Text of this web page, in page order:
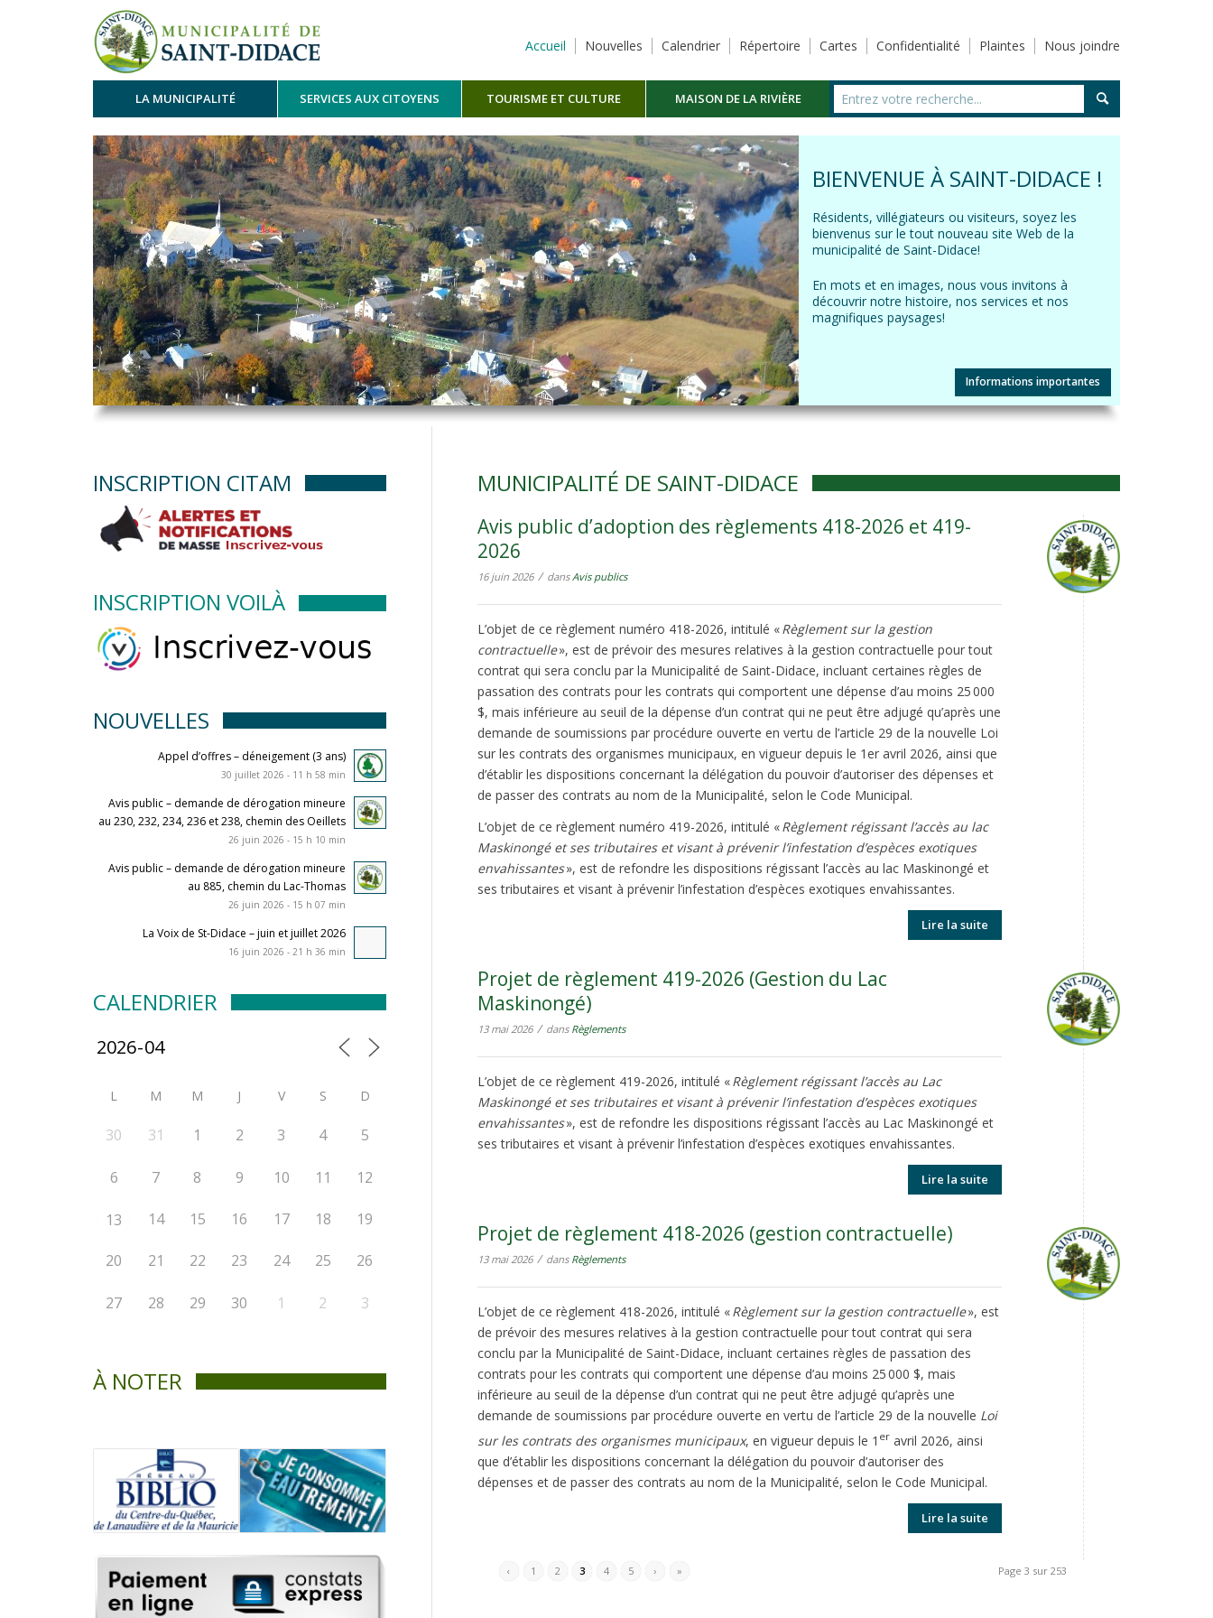
Accueil Nouvelles Calendrier Répertoire Cartes Confidentialité Plaintes Nous joindre
LA MUNICIPALITÉ SERVICES AUX CITOYENS TOURISME ET CULTURE MAISON DE LA RIVIÈRE
MASKINONGÉ
BIENVENUE À SAINT-DIDACE !
Résidents, villégiateurs ou visiteurs, soyez les
bienvenus sur le tout nouveau site Web de la
municipalité de Saint-Didace!
En mots et en images, nous vous invitons à
découvrir notre histoire, nos services et nos
magnifiques paysages!
Informations importantes
MUNICIPALITÉ DE SAINT-DIDACE
Avis public d’adoption des règlements 418-2026 et 419-
2026
16 juin 2026 / dansAvis publics
L’objet de ce règlement numéro 418-2026, intitulé «Règlement sur la gestion
contractuelle», est de prévoir des mesures relatives à la gestion contractuelle pour tout
contrat qui sera conclu par la Municipalité de Saint-Didace, incluant certaines règles de
passation des contrats pour les contrats qui comportent une dépense d’au moins 25 000
$, mais inférieure au seuil de la dépense d’un contrat qui ne peut être adjugé qu’après une
demande de soumissions par procédure ouverte en vertu de l’article 29 de la nouvelle Loi
sur les contrats des organismes municipaux, en vigueur depuis le 1er avril 2026, ainsi que
d’établir les dispositions concernant la délégation du pouvoir d’autoriser des dépenses et
de passer des contrats au nom de la Municipalité, selon le Code Municipal.
L’objet de ce règlement numéro 419-2026, intitulé «Règlement régissant l’accès au lac
Maskinongé et ses tributaires et visant à prévenir l’infestation d’espèces exotiques
envahissantes», est de refondre les dispositions régissant l’accès au lac Maskinongé et
ses tributaires et visant à prévenir l’infestation d’espèces exotiques envahissantes.
Lire la suite
Projet de règlement 419-2026 (Gestion du Lac
Maskinongé)
13 mai 2026 / dans Règlements
L’objet de ce règlement 419-2026, intitulé «Règlement régissant l’accès au Lac
Maskinongé et ses tributaires et visant à prévenir l’infestation d’espèces exotiques
envahissantes», est de refondre les dispositions régissant l’accès au Lac Maskinongé et
ses tributaires et visant à prévenir l’infestation d’espèces exotiques envahissantes.
Lire la suite
Projet de règlement 418-2026 (gestion contractuelle)
13 mai 2026 / dans Règlements
L’objet de ce règlement 418-2026, intitulé «Règlement sur la gestion contractuelle», est
de prévoir des mesures relatives à la gestion contractuelle pour tout contrat qui sera
conclu par la Municipalité de Saint-Didace, incluant certaines règles de passation des
contrats pour les contrats qui comportent une dépense d’au moins 25 000 $, mais
inférieure au seuil de la dépense d’un contrat qui ne peut être adjugé qu’après une
demande de soumissions par procédure ouverte en vertu de l’article 29 de la nouvelle Loi
sur les contrats des organismes municipaux, en vigueur depuis le 1 eravril 2026, ainsi
que d’établir les dispositions concernant la délégation du pouvoir d’autoriser des
dépenses et de passer des contrats au nom de la Municipalité, selon le Code Municipal.
Lire la suite
Page 3 sur 253
‹ 1 2 3 4 5 › »
INSCRIPTION CITAM
INSCRIPTION VOILÀ
NOUVELLES
Appel d’offres – déneigement (3 ans)
30 juillet 2026 - 11 h 58 min
Avis public – demande de dérogation mineure
au 230, 232, 234, 236 et 238, chemin des Oeillets
26 juin 2026 - 15 h 10 min
Avis public – demande de dérogation mineure
au 885, chemin du Lac-Thomas
26 juin 2026 - 15 h 07 min
La Voix de St-Didace – juin et juillet 2026
16 juin 2026 - 21 h 36 min
CALENDRIER
L M M J V S D
30 31 1 2 3 4 5
6 7 8 9 10 11 12
13 14 15 16 17 18 19
20 21 22 23 24 25 26
27 28 29 30 1 2 3
À NOTER